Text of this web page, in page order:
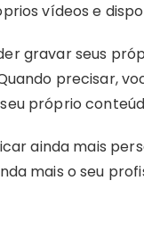
vídeos e
gravar seus
precisar,
próprio
ainda mais
mais o seu